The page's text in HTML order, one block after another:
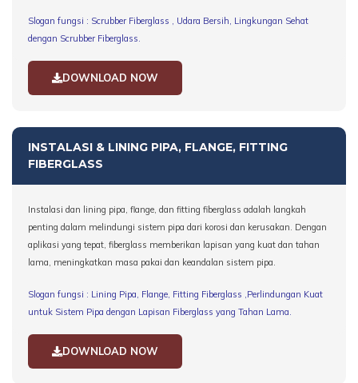
Slogan fungsi : Scrubber Fiberglass , Udara Bersih, Lingkungan Sehat
dengan Scrubber Fiberglass.
DOWNLOAD NOW
INSTALASI & LINING PIPA, FLANGE, FITTING
FIBERGLASS
Instalasi dan lining pipa, flange, dan fitting fiberglass adalah langkah
penting dalam melindungi sistem pipa dari korosi dan kerusakan. Dengan
aplikasi yang tepat, fiberglass memberikan lapisan yang kuat dan tahan
lama, meningkatkan masa pakai dan keandalan sistem pipa.
Slogan fungsi : Lining Pipa, Flange, Fitting Fiberglass ,Perlindungan Kuat
untuk Sistem Pipa dengan Lapisan Fiberglass yang Tahan Lama
DOWNLOAD NOW